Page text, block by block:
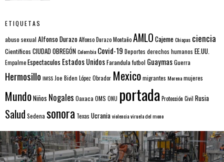
ETIQUETAS
abuso sexual Alfonso DurazoAlfonso Durazo MontañoAMLO CajemeChiapas ciencia
Científicos CIUDAD OBREGÓNColombia Covid-19 Deportes derechos humanos EE.UU.
EmpalmeEspectaculos Estados UnidosFarandulafutbol GuaymasGuerra
Hermosillo IMSS Joe Biden López Obrador Mexicomigrantes Morenamujeres
MundoNiños Nogales Oaxaca OMS ONU portada Protección Civil Rusia
Salud Sedena sonora Texas Ucraniaviolenciaviruela del mono